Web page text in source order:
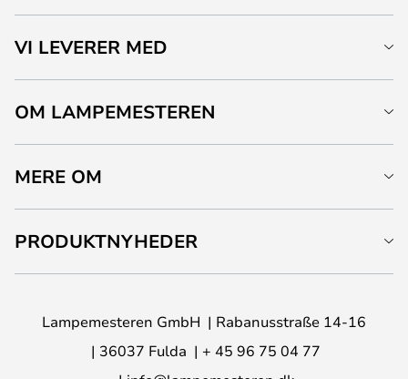
VI LEVERER MED
OM LAMPEMESTEREN
MERE OM
PRODUKTNYHEDER
Lampemesteren GmbH
Rabanusstraße 14-16
36037 Fulda
+ 45 96 75 04 77